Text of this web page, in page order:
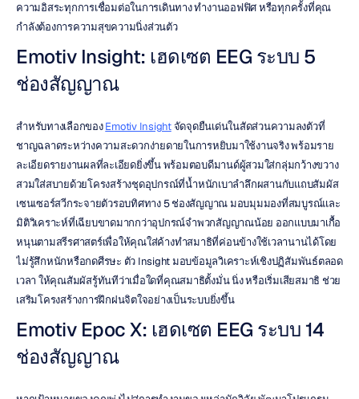
ความอิสระทุกการเชื่อมต่อในการเดินทาง ทำงานออฟฟิศ หรือทุกครั้งที่คุณ
กำลังต้องการความสุขความนิ่งส่วนตัว
Emotiv Insight: เฮดเซต EEG ระบบ 5
ช่องสัญญาณ
สำหรับทางเลือกของ Emotiv Insight จัดจุดยืนเด่นในสัดส่วนความลงตัวที่
ชาญฉลาดระหว่างความสะดวกง่ายดายในการหยิบมาใช้งานจริง พร้อมราย
ละเอียดรายงานผลที่ละเอียดยิ่งขึ้น พร้อมตอบดีมานด์ผู้สวมใส่กลุ่มกว้างขวาง
สวมใส่สบายด้วยโครงสร้างชุดอุปกรณ์ที่น้ำหนักเบาลำลึกผสานกับแถบสัมผัส
เซนเซอร์สวีกระจายตัวรอบทิศทาง 5 ช่องสัญญาณ มอบมุมมองที่สมบูรณ์และ
มิติวิเคราะห์ที่เฉียบขาดมากกว่าอุปกรณ์จำพวกสัญญาณน้อย ออกแบบมาเกื้อ
หนุนตามสรีรศาสตร์เพื่อให้คุณใส่ค้างทำสมาธิที่ค่อนข้างใช้เวลานานได้โดย
ไม่รู้สึกหนักหรือกดศีรษะ ตัว Insight มอบข้อมูลวิเคราะห์เชิงปฏิสัมพันธ์ตลอด
เวลา ให้คุณสัมผัสรู้ทันทีว่าเมื่อใดที่คุณสมาธิตั้งมั่น นิ่ง หรือเริ่มเสียสมาธิ ช่วย
เสริมโครงสร้างการฝึกฝนจิตใจอย่างเป็นระบบยิ่งขึ้น
Emotiv Epoc X: เฮดเซต EEG ระบบ 14
ช่องสัญญาณ